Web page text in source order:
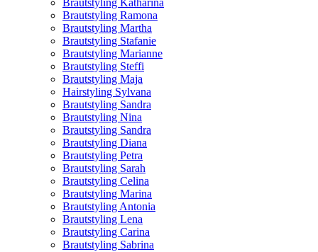
Brautstyling Katharina
Brautstyling Ramona
Brautstyling Martha
Brautstyling Stafanie
Brautstyling Marianne
Brautstyling Steffi
Brautstyling Maja
Hairstyling Sylvana
Brautstyling Sandra
Brautstyling Nina
Brautstyling Sandra
Brautstyling Diana
Brautstyling Petra
Brautstyling Sarah
Brautstyling Celina
Brautstyling Marina
Brautstyling Antonia
Brautstyling Lena
Brautstyling Carina
Brautstyling Sabrina